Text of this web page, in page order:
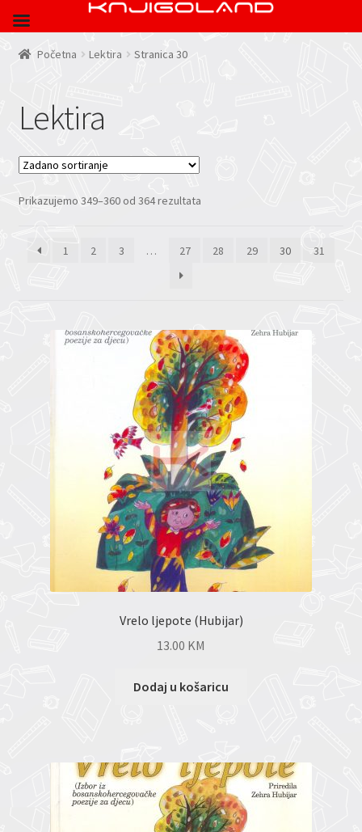
Početna Lektira Stranica 30
Lektira
Prikazujemo 349–360 od 364 rezultata
1 2 3 … 27 28 29 30 31
Vrelo ljepote (Hubijar)
13.00 KM
Dodaj u košaricu